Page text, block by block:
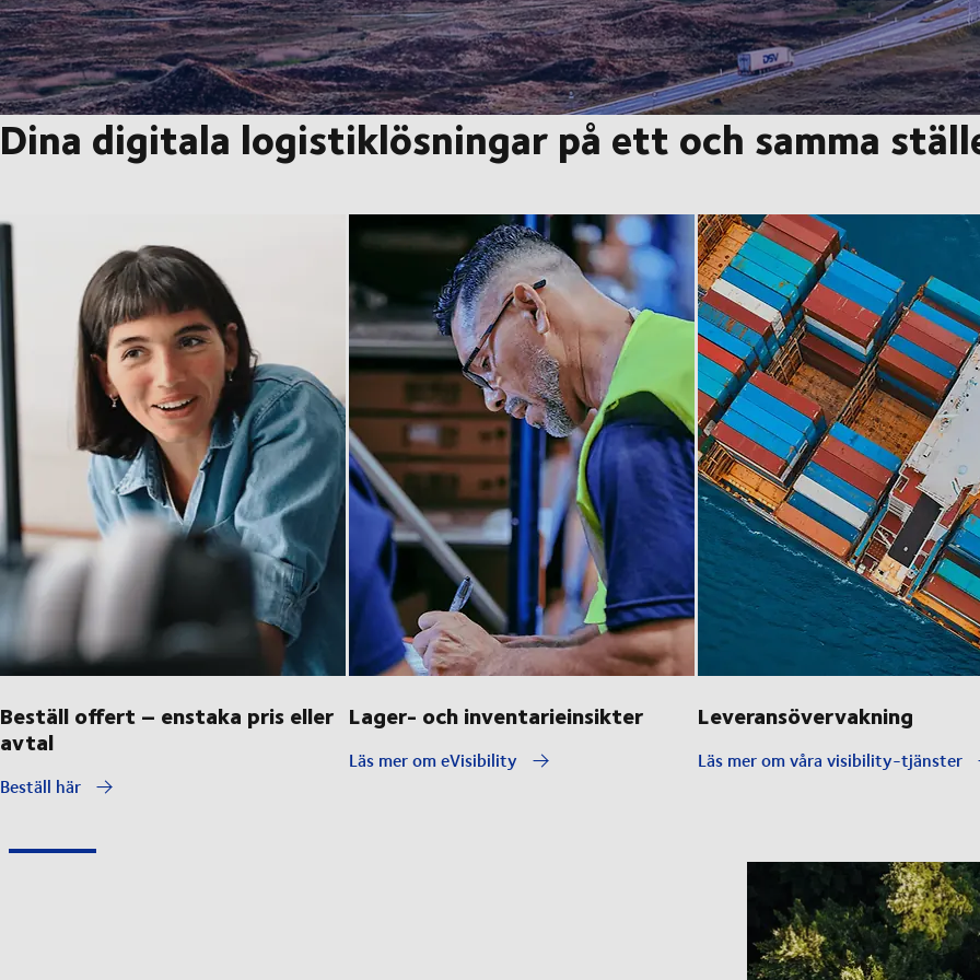
Dina digitala logistiklösningar på ett och samma
Beställ offert – enstaka pris eller
avtal
Beställ här
Lager- och inventarieinsikter
Läs mer om eVisibility
Leveransövervakning
Läs mer om våra visibility-tjänster